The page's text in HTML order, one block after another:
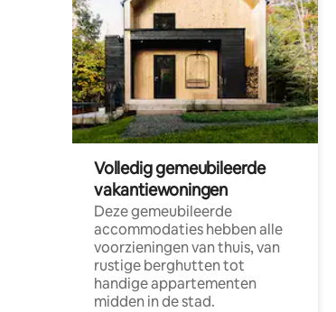
Volledig gemeubileerde
vakantiewoningen
Deze gemeubileerde
accommodaties hebben alle
voorzieningen van thuis, van
rustige berghutten tot
handige appartementen
midden in de stad.